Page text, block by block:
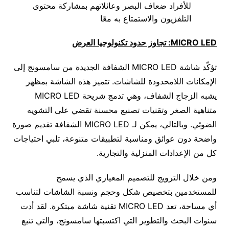
للأفراد ضعاف البصر وعائلاتهم بمشاركة محتوى
التلفزيون والاستمتاع به معًا
MICRO LED: تجاوز حدود تكنولوجيا العرض
تؤكّد شاشة MICRO LED الشفافة الجديدة من سامسونج إلى
الإمكانات اللامحدودة للشاشات. تتميز هذه الشاشة بمظهر
يشبه الزجاج الشفاف، وهي تدمج شريحة MICRO LED
متناهية الصغر وتقنيات تصنيع محسنة تقضي على التشويه
الضوئي. وبالتالي، يمكن لـ MICRO LED الشفافة تقديم صورة
واضحة دون عوائق ومناسبة لتطبيقات متنوعة، تلبي احتياجات
كل من الإعدادات المنزلية والتجارية.
ومن خلال الترويج للتصميم المعياري الذي يسمح
للمستخدمين بتخصيص شكل وحجم ونسبة الشاشات لتناسب
أي مساحة، تعد MICRO LED تقنية شاشة مبتكرة. لقد أدت
سنوات البحث والتطوير التي اكتسبتها سامسونج، والتي تنبع